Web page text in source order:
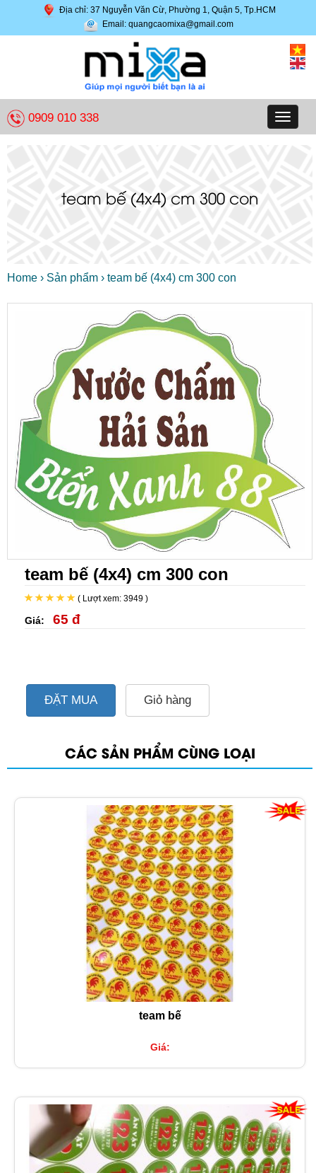
Địa chỉ: 37 Nguyễn Văn Cừ, Phường 1, Quận 5, Tp.HCM
Email: quangcaomixa@gmail.com
0909 010 338
Toggle
team bế (4x4) cm 300 con
Home › Sản phẩm › team bế (4x4) cm 300 con
team bế (4x4) cm 300 con
( Lượt xem: 3949 )
Giá: 65 đ
ĐẶT MUA Giỏ hàng
CÁC SẢN PHẨM CÙNG LOẠI
team bế
Giá: